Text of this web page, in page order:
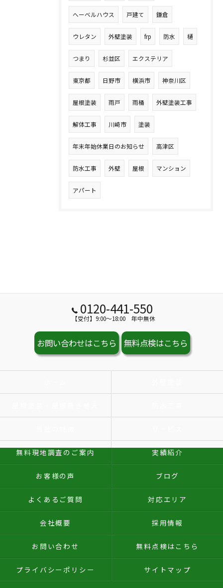
へーベルハウス 戸建て 鎌倉
ウレタン 外壁塗装 frp 防水 樋
つまり 杉並区 エクステリア
東京都 日野市 横浜市 神奈川区
屋根塗装 雨戸 雨桶 外壁塗装工事
解体工事 川崎市 塗装
年末年始休業日のお知らせ 高津区
防水工事 外壁 屋根 マンション
アパート
0120-441-550
【受付】9:00～18:00 年中無休
お問い合わせはこちら 無料点検はこちら
無料現地調査のご案内 実績紹介
お客様の声 ブログ
よくあるご質問 対応エリア
会社概要 採用情報
お問い合わせ 無料点検はこちら
プライバシーポリシー サイトマップ